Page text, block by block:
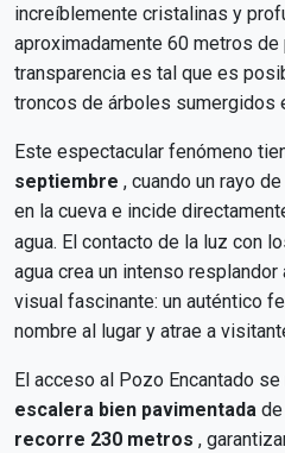
increíblemente cristalinas y
aproximadamente 60 metros de
transparencia es tal que es
troncos de árboles sumergidos
Este espectacular fenómeno
septiembre , cuando un rayo
en la cueva e incide
agua. El contacto de la luz con
agua crea un intenso
visual fascinante: un auténtico
nombre al lugar y atrae a
El acceso al Pozo Encantado
escalera bien pavimentada de
recorre 230 metros ,